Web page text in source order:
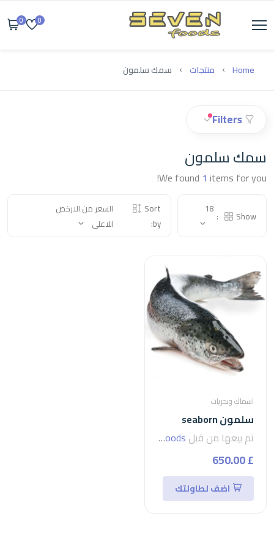
0
0
Home منتجات سمك سلمون
Filters
سمك سلمون
We found 1 items for you!
Show:
18
Sort
by:
السعر من الارخص
للاعلى
اسماك وبحريات
سلمون seaborn
تم بيعها من قبل seven foods
£ 650.00
اضف لطاولتك